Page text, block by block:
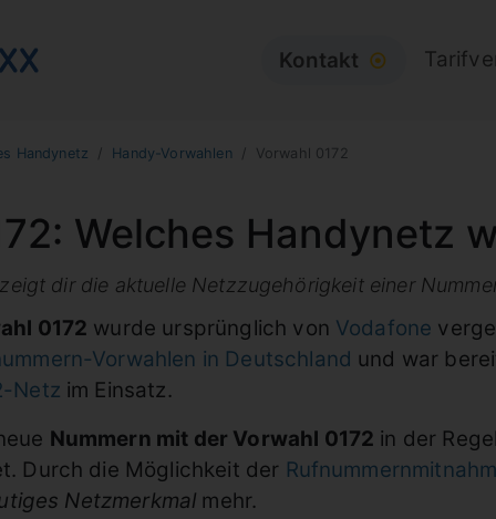
Kontakt ⦿
Handynetz Handy-Vorwahlen Vorwahl 0172
Welches Handynetz
dir die aktuelle Netzzugehörigkeit einer
0172 wurde ursprünglich von Vodafone
Vorwahlen in Deutschland und war
Netz im Einsatz.
Nummern mit der Vorwahl 0172 in der
Durch die Möglichkeit der
Netzmerkmal mehr.